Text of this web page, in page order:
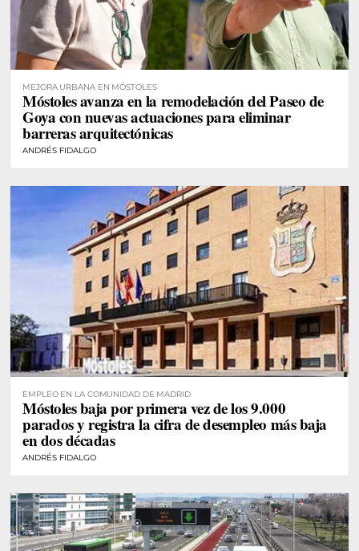
MEJORA URBANA EN MÓSTOLES
Móstoles avanza en la remodelación del Paseo de
Goya con nuevas actuaciones para eliminar
barreras arquitectónicas
ANDRÉS FIDALGO
EMPLEO EN LA COMUNIDAD DE MADRID
Móstoles baja por primera vez de los 9.000
parados y registra la cifra de desempleo más baja
en dos décadas
ANDRÉS FIDALGO